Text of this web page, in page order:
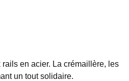
en acier. La crémaillère, les
un tout solidaire.